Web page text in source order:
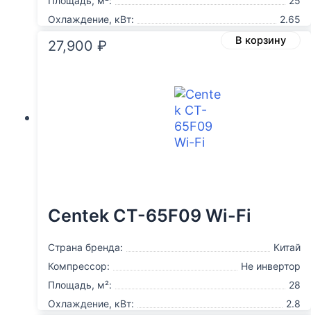
Охлаждение, кВт:
2.65
27,900 ₽ В корзину
Centek CT-65F09 Wi-Fi
Страна бренда:
Китай
Компрессор:
Не инвертор
Площадь, м²:
28
Охлаждение, кВт:
2.8